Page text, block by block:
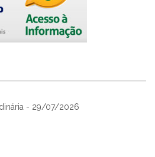
- 29/07/2026